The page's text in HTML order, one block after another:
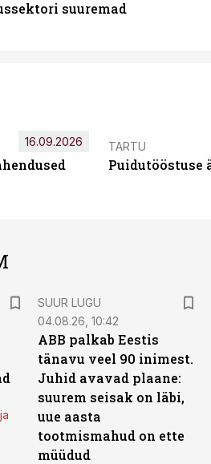
suuremad
16.09.2026 TARTU
Puidutööstuse
SUUR LUGU
04.08.26, 10:42
ABB palkab Eestis
tänavu veel 90 inimest.
Juhid avavad plaane:
suurem seisak on läbi,
uue aasta
tootmismahud on ette
müüdud